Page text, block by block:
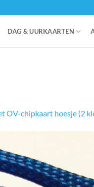
DAG & UURKAARTEN
OV-chipkaart hoesje (2